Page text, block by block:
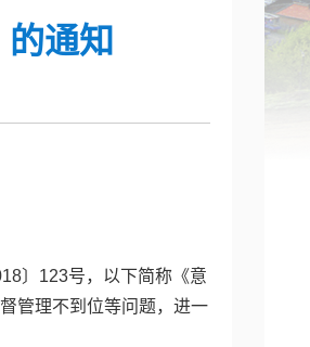
通知
〕123号，以下简称《意
管理不到位等问题，进一